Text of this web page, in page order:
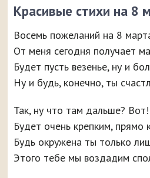
Красивые стихи на 8
Восемь пожеланий на 8
От меня сегодня получает
Будет пусть везенье, ну и
Ну и будь, конечно, ты
Так, ну что там дальше?
Будет очень крепким, прямо
Будь окружена ты только
Этого тебе мы воздадим